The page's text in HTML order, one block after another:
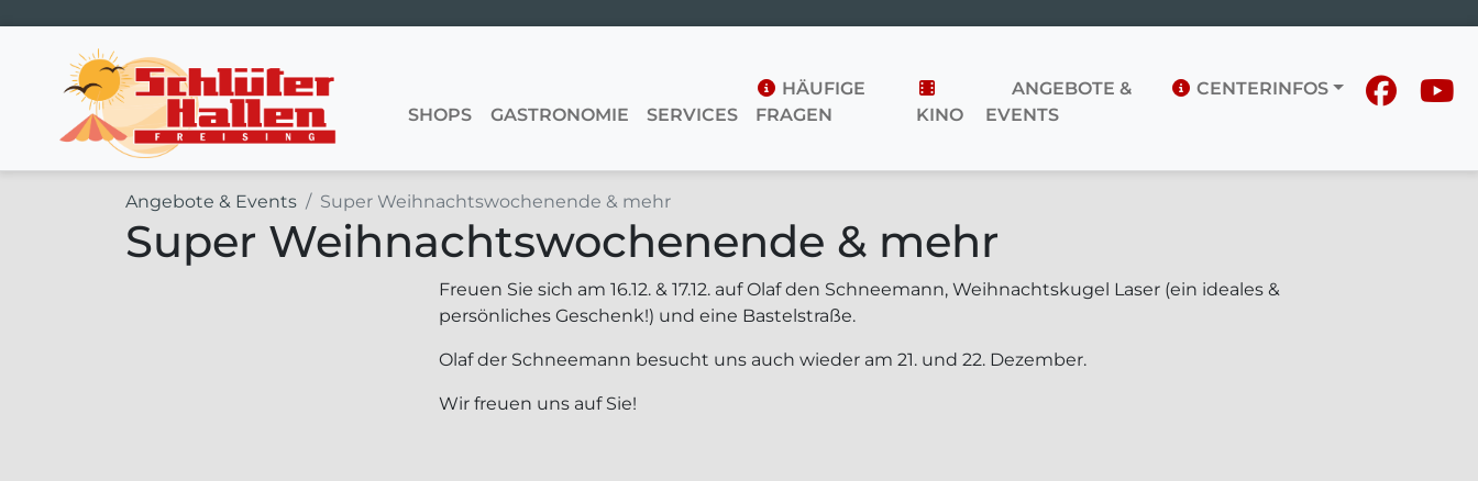
Hauptnavigation SHOPS GASTRONOMIE SERVICES
HÄUFIGE
FRAGEN
KINO
ANGEBOTE &
EVENTS
CENTERINFOS
Angebote & Events Super Weihnachtswochenende & mehr
Super Weihnachtswochenende & mehr
Freuen Sie sich am 16.12. & 17.12. auf Olaf den Schneemann, Weihnachtskugel Laser (ein ideales &
persönliches Geschenk!) und eine Bastelstraße.
Olaf der Schneemann besucht uns auch wieder am 21. und 22. Dezember.
Wir freuen uns auf Sie!